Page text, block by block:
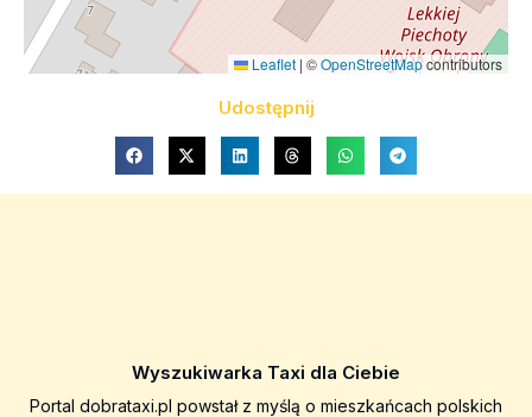
Leaflet | ©OpenStreetMapcontributors
Udostępnij
Wyszukiwarka Taxi dla Ciebie
Portal dobrataxi.pl powstał z myślą o mieszkańcach polskich